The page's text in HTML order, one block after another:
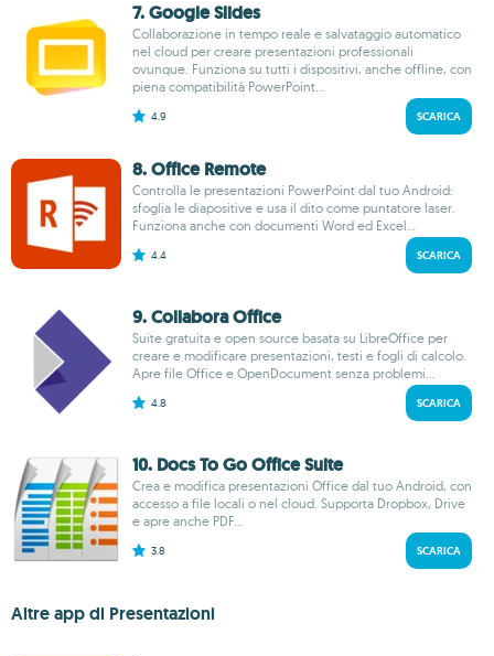
7. Google Slides
Collaborazione in tempo reale e salvataggio automatico
nel cloud per creare presentazioni professionali
ovunque. Funziona su tutti i dispositivi, anche offline, con
piena compatibilità PowerPoint...
4.9 SCARICA
8. Office Remote
Controlla le presentazioni PowerPoint dal tuo Android:
sfoglia le diapositive e usa il dito come puntatore laser.
Funziona anche con documenti Word ed Excel...
4.4 SCARICA
9. Collabora Office
Suite gratuita e open source basata su LibreOffice per
creare e modificare presentazioni, testi e fogli di calcolo.
Apre file Office e OpenDocument senza problemi...
4.8 SCARICA
10. Docs To Go Office Suite
Crea e modifica presentazioni Office dal tuo Android, con
accesso a file locali o nel cloud. Supporta Dropbox, Drive
e apre anche PDF...
3.8 SCARICA
Altre app di Presentazioni